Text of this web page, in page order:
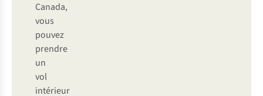
Canada,
vous
pouvez
prendre
un
vol
intérieur